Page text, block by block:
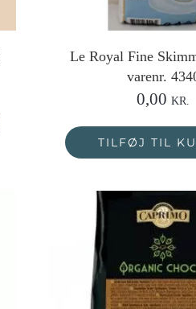
Le Royal Fine
varenr.
0,00 KR.
TILFØJ TIL